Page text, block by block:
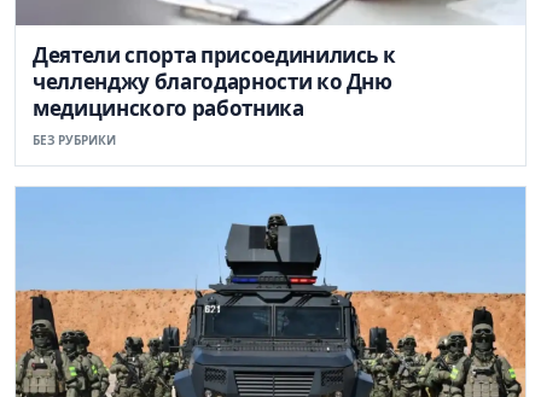
Деятели спорта присоединились к
челленджу благодарности ко Дню
медицинского работника
БЕЗ РУБРИКИ